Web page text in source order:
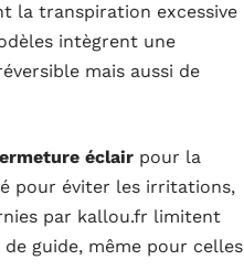
la transpiration excessive
intègrent une
mais aussi de
éclair pour la
pour éviter les irritations,
par kallou.fr limitent
guide, même pour celles